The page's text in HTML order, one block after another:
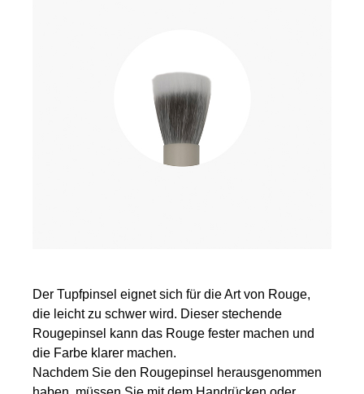
Der Tupfpinsel eignet sich für die Art von Rouge,
die leicht zu schwer wird. Dieser stechende
Rougepinsel kann das Rouge fester machen und
die Farbe klarer machen.
Nachdem Sie den Rougepinsel herausgenommen